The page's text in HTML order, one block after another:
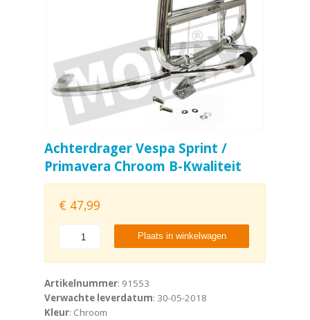
Achterdrager Vespa Sprint /
Primavera Chroom B-Kwaliteit
€ 47,99
Plaats in winkelwagen
Artikelnummer: 91553
Verwachte leverdatum: 30-05-2018
Kleur: Chroom